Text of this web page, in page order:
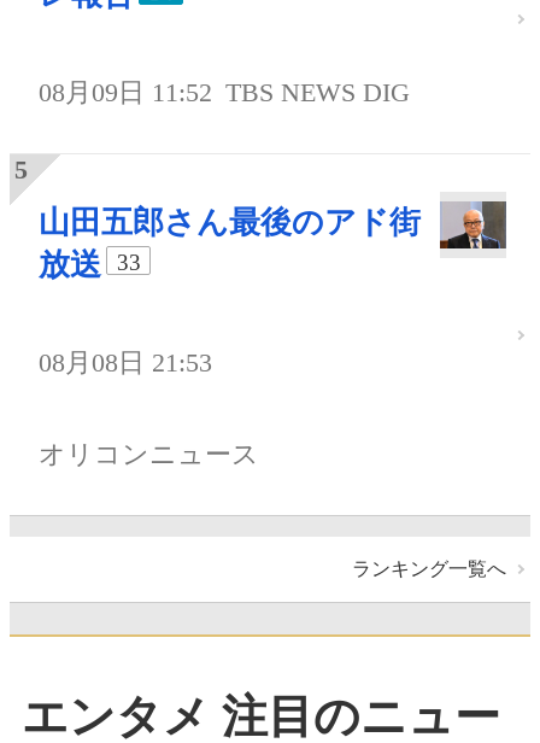
08月09日 11:52 TBS NEWS DIG
山田五郎さん最後のアド街
放送
33
08月08日 21:53
オリコンニュース
ランキング一覧へ
エンタメ 注目のニュー